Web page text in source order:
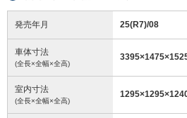
発売年月 25(R7)/08
車体寸法
(全長×全幅×全高)
3395×1475×
室内寸法
(全長×全幅×全高)
1295×1295×